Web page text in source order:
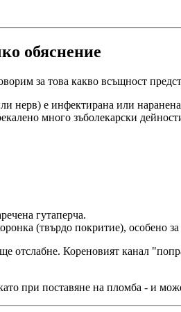
обяснение
за това какво всъщност
нерв) е инфектирана или
много зъболекарски
гутаперча.
(твърдо покритие), особено за
Кореновият канал
при поставяне на пломба - и